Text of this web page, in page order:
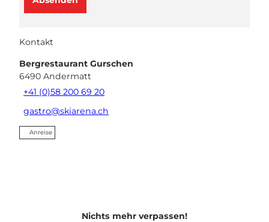
Kontakt
Bergrestaurant Gurschen
6490 Andermatt
+41 (0)58 200 69 20
gastro@skiarena.ch
Anreise
Nichts mehr verpassen!